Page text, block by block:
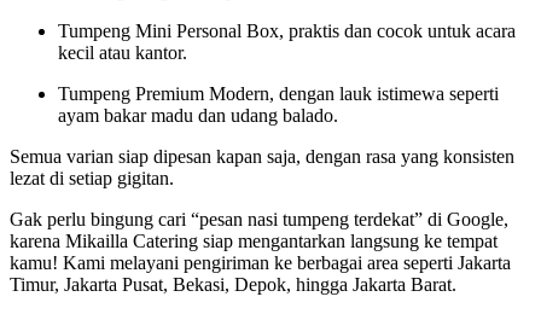
Tumpeng Mini Personal Box, praktis dan cocok untuk acara
kecil atau kantor.
Tumpeng Premium Modern, dengan lauk istimewa seperti
ayam bakar madu dan udang balado.
Semua varian siap dipesan kapan saja, dengan rasa yang konsisten
lezat di setiap gigitan.
Gak perlu bingung cari “pesan nasi tumpeng terdekat” di Google,
karena Mikailla Catering siap mengantarkan langsung ke tempat
kamu! Kami melayani pengiriman ke berbagai area seperti Jakarta
Timur, Jakarta Pusat, Bekasi, Depok, hingga Jakarta Barat.